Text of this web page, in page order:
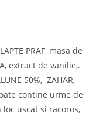
PRAF, masa de
extract de vanilie,.
50%, ZAHAR,
contine urme de
loc uscat si racoros,